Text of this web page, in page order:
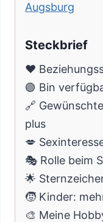
Augsburg
Steckbrief
❤️
🟢 Bin
🔗
plus
💋
🎭 Rolle beim
🌟
🧒 Kinder:
🎨 Meine